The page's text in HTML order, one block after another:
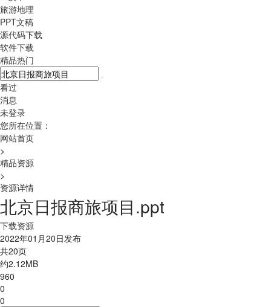
旅游地理
PPT文稿
源代码下载
软件下载
精品热门
看过
消息
未登录
您所在位置：
网站首页
>
精品资源
>
资源详情
北京日报商旅项目.ppt
下载资源
2022年01月20日发布
共20页
约2.12MB
960
0
0